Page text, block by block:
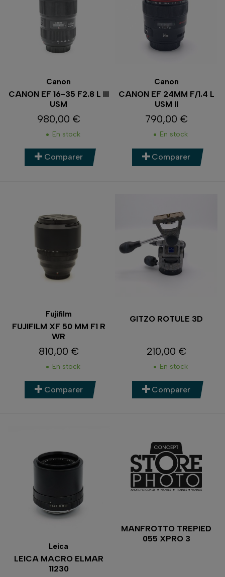
Canon
CANON EF 16-35 F2.8 L III
USM
Prix
980,00 €
En stock
Comparer
Canon
CANON EF 24MM F/1.4 L
USM II
Prix
790,00 €
En stock
Comparer
Fujifilm
FUJIFILM XF 50 MM F1 R
WR
Prix
810,00 €
En stock
Comparer
GITZO ROTULE 3D
Prix
210,00 €
En stock
Comparer
Leica
LEICA MACRO ELMAR
11230
MANFROTTO TREPIED
055 XPRO 3